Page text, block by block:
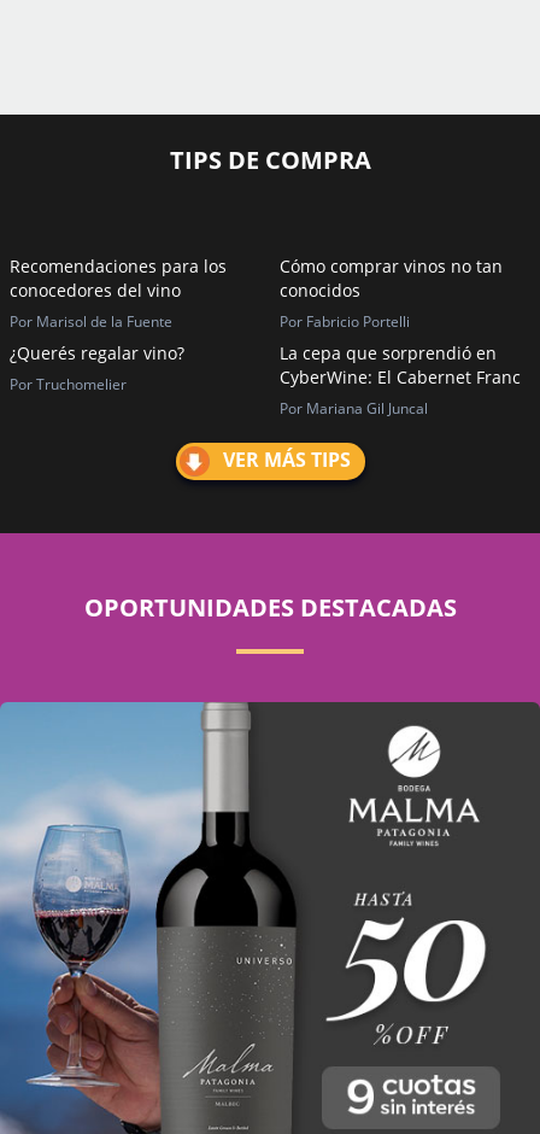
TIPS DE COMPRA
Recomendaciones para los
conocedores del vino
Por Marisol de la Fuente
Cómo comprar vinos no tan
conocidos
Por Fabricio Portelli
¿Querés regalar vino?
Por Truchomelier
La cepa que sorprendió en
CyberWine: El Cabernet Franc
Por Mariana Gil Juncal
VER MÁS TIPS
OPORTUNIDADES DESTACADAS